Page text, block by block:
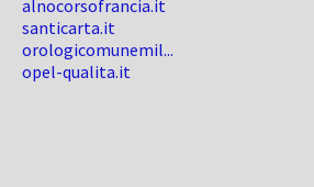
alnocorsofrancia.it
santicarta.it
orologicomunemil...
opel-qualita.it